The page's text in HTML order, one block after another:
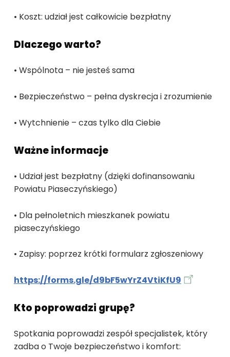
• Koszt: udział jest całkowicie bezpłatny
Dlaczego warto?
• Wspólnota – nie jesteś sama
• Bezpieczeństwo – pełna dyskrecja i zrozumienie
• Wytchnienie – czas tylko dla Ciebie
Ważne informacje
• Udział jest bezpłatny (dzięki dofinansowaniu
Powiatu Piaseczyńskiego)
• Dla pełnoletnich mieszkanek powiatu
piaseczyńskiego
• Zapisy: poprzez krótki formularz zgłoszeniowy
https://forms.gle/d9bF5wYrZ4VtiKfU9
Kto poprowadzi grupę?
Spotkania poprowadzi zespół specjalistek, który
zadba o Twoje bezpieczeństwo i komfort: